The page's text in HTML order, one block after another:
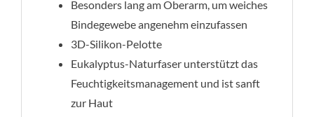
Besonders lang am Oberarm, um weiches
Bindegewebe angenehm einzufassen
3D-Silikon-Pelotte
Eukalyptus-Naturfaser unterstützt das
Feuchtigkeitsmanagement und ist sanft
zur Haut